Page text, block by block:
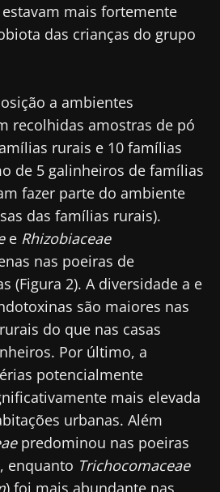
mais fortemente
das crianças do grupo
a ambientes
recolhidas amostras de pó
rurais e 10 famílias
de 5 galinheiros de famílias
fazer parte do ambiente
das famílias rurais).
e Rhizobiaceae
nas poeiras de
(Figura 2). A diversidade a e
são maiores nas
do que nas casas
Por último, a
potencialmente
mais elevada
urbanas. Além
predominou nas poeiras
enquanto Trichocomaceae
) foi mais abundante nas
de profissionais de
da Microbiota e
Digest" e o "HCP
manter atualizado com as
a microbiota.